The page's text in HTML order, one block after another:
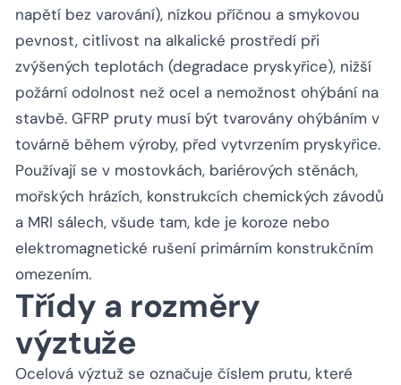
napětí bez varování), nízkou příčnou a smykovou
pevnost, citlivost na alkalické prostředí při
zvýšených teplotách (degradace pryskyřice), nižší
požární odolnost než ocel a nemožnost ohýbání na
stavbě. GFRP pruty musí být tvarovány ohýbáním v
továrně během výroby, před vytvrzením pryskyřice.
Používají se v mostovkách, bariérových stěnách,
mořských hrázích, konstrukcích chemických závodů
a MRI sálech, všude tam, kde je koroze nebo
elektromagnetické rušení primárním konstrukčním
omezením.
Třídy a rozměry
výztuže
Ocelová výztuž se označuje číslem prutu, které